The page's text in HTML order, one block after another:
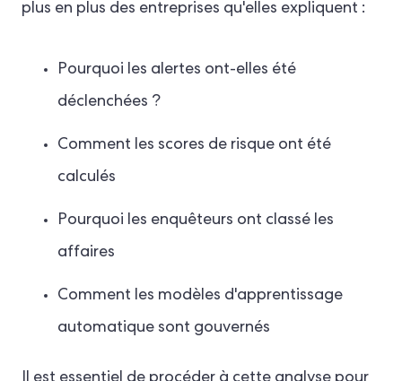
plus en plus des entreprises qu'elles expliquent :
Pourquoi les alertes ont-elles été
déclenchées ?
Comment les scores de risque ont été
calculés
Pourquoi les enquêteurs ont classé les
affaires
Comment les modèles d'apprentissage
automatique sont gouvernés